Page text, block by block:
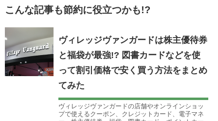
こんな記事も節約に役立つかも!?
ヴィレッジヴァンガードは株主優待券
と福袋が最強!? 図書カードなどを使
って割引価格で安く買う方法をまとめ
てみた
ヴィレッジヴァンガードの店舗やオンラインショッ
プで使えるクーポン、クレジットカード、電子マネ